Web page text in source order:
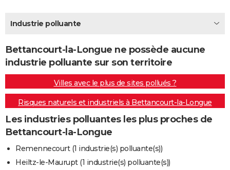
BONS PLANS
CARTE DE VOEUX
Carte de Noël
Carte Bonne année
Carte Saint-Valentin
Carte Pâques
Carte d'anniversaire
DICTIONNAIRE
Dictionnaire
Biographies
Citations
Expressions
Proverbes
PROGRAMME TV
COPAINS D'AVANT
AVIS DE DÉCÈS
Industrie polluante
Bettancourt-la-Longue ne possède aucune
industrie polluante sur son territoire
Villes avec le plus de sites pollués ?
Risques naturels et industriels à Bettancourt-la-Longue
Les industries polluantes les plus proches de
Bettancourt-la-Longue
Remennecourt (1 industrie(s) polluante(s))
Heiltz-le-Maurupt (1 industrie(s) polluante(s))